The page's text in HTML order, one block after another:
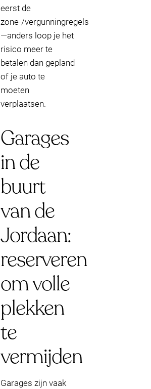
eerst de
zone-/vergunningregels
—anders loop je het
risico meer te
betalen dan gepland
of je auto te
moeten
verplaatsen.
Garages
in de
buurt
van de
Jordaan:
reserveren
om volle
plekken
te
vermijden
Garages zijn vaak